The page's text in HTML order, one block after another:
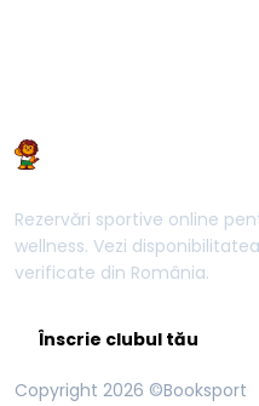
Rezervări sportive online
wellness. Vezi
verificate din România.
Înscrie clubul tău
Copyright 2026 ©Booksport